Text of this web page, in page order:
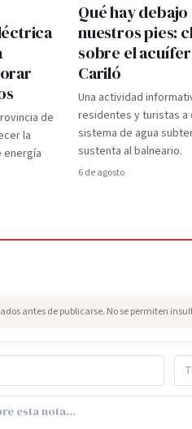
de
la
energía
Qué hay debajo
nuestros pies:
sobre el
Cariló
Una actividad
residentes y turistas a
sistema de agua
sustenta al balneario.
6 de agosto
antes de publicarse. No se permiten